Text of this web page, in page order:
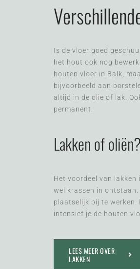
Is de vloer goed
het hout ook nog
houten vloer in Balk,
bijvoorbeeld aan
altijd in de olie of lak.
permanent.
Lakken of oliën?
Het voordeel van
wel krassen in
plaatselijk bij te werken.
intensief je de houten
LEES MEER OVER
LAKKEN